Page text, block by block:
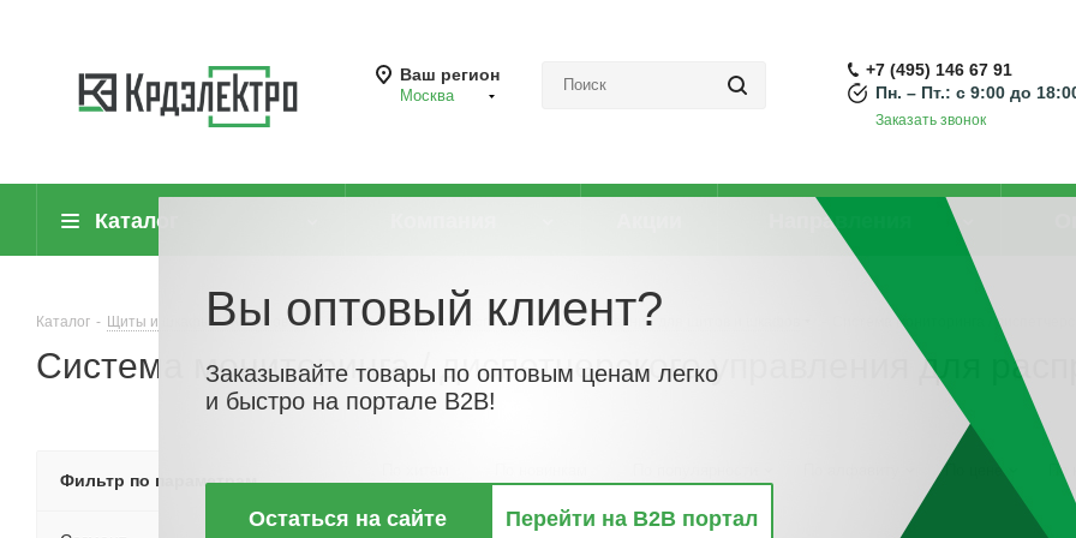
Ваш регион
Москва
+7 (495) 146 67 91
Пн. – Пт.: с 9:00 до
Заказать звонок
Каталог Направления
Каталог - Щиты и шкафы, шинопровод - Аксессуары и вспомогательное оборудование для щитов и шкафов Система мониторинга /
Система мониторинга / диспетчерского управления для
По цене По
Фильтр по параметрам
Вы оптовый клиент?
Заказывайте товары по оптовым ценам легко
и быстро на портале B2B!
Остаться на сайте Перейти на B2B портал